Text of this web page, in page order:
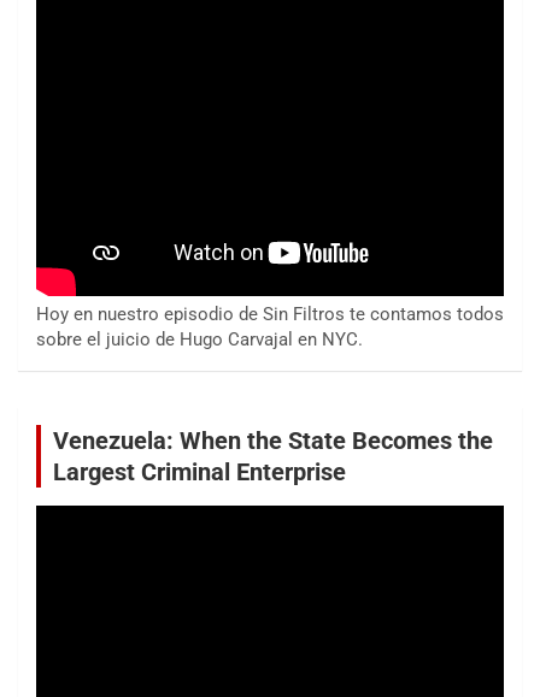
Hoy en nuestro episodio de Sin Filtros te contamos todos
sobre el juicio de Hugo Carvajal en NYC.
Venezuela: When the State Becomes the
Largest Criminal Enterprise